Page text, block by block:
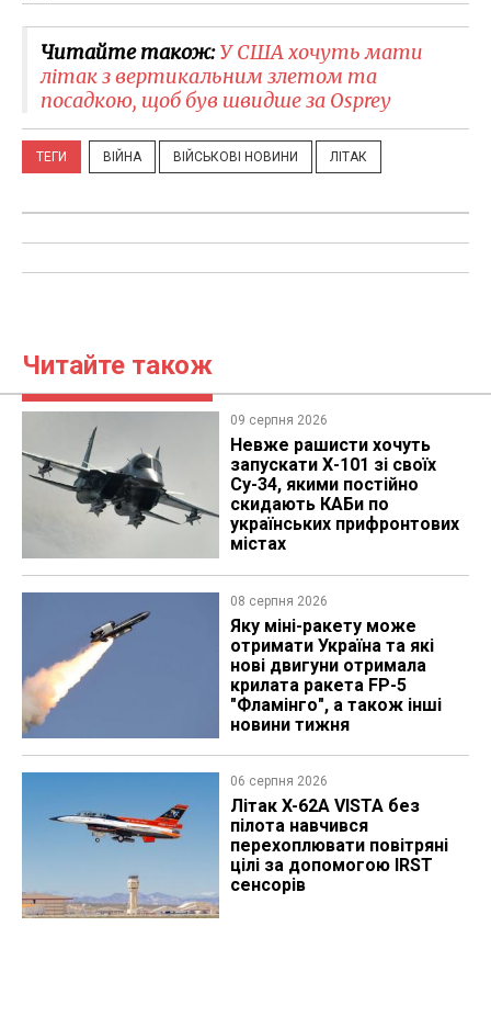
Читайте також:У США хочуть мати
літак з вертикальним злетом та
посадкою, щоб був швидше за Osprey
ТЕГИ ВІЙНА ВІЙСЬКОВІ НОВИНИ ЛІТАК
Читайте також
09 серпня 2026
Невже рашисти хочуть
запускати Х-101 зі своїх
Су-34, якими постійно
скидають КАБи по
українських прифронтових
містах
08 серпня 2026
Яку міні-ракету може
отримати Україна та які
нові двигуни отримала
крилата ракета FP-5
"Фламінго", а також інші
новини тижня
06 серпня 2026
Літак X-62A VISTA без
пілота навчився
перехоплювати повітряні
цілі за допомогою IRST
сенсорів